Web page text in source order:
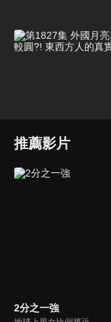
推薦影片
2分之一強